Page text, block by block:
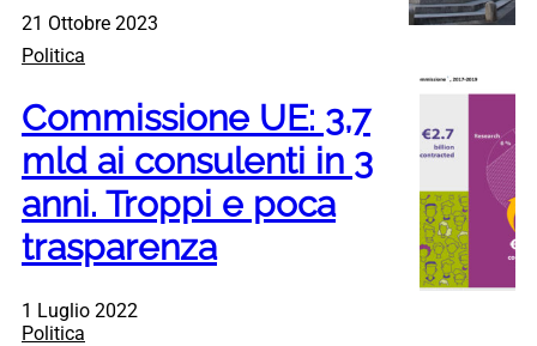
21 Ottobre 2023
Politica
Commissione UE: 3,7
mld ai consulenti in 3
anni. Troppi e poca
trasparenza
1 Luglio 2022
Politica